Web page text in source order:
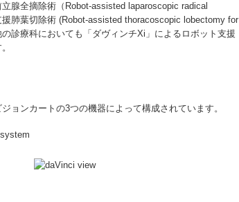
腺全摘除術（Robot-assisted laparoscopic radical
肺葉切除術 (Robot-assisted thoracoscopic lobectomy for
診療科においても「ダヴィンチXi」によるロボット支援
ンカートの3つの機器によって構成されています。